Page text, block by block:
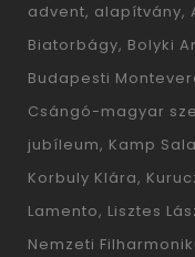
advent alapítvány
Biatorbágy Bolyki
Budapesti
Csángó-magyar
jubíleum Kamp
Korbuly Klára
Lamento Lisztes
Nemzeti